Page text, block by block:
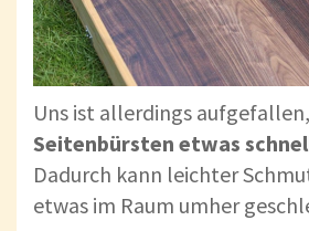
Uns ist allerdings
Seitenbürsten etwas
Dadurch kann leichter
etwas im Raum umher